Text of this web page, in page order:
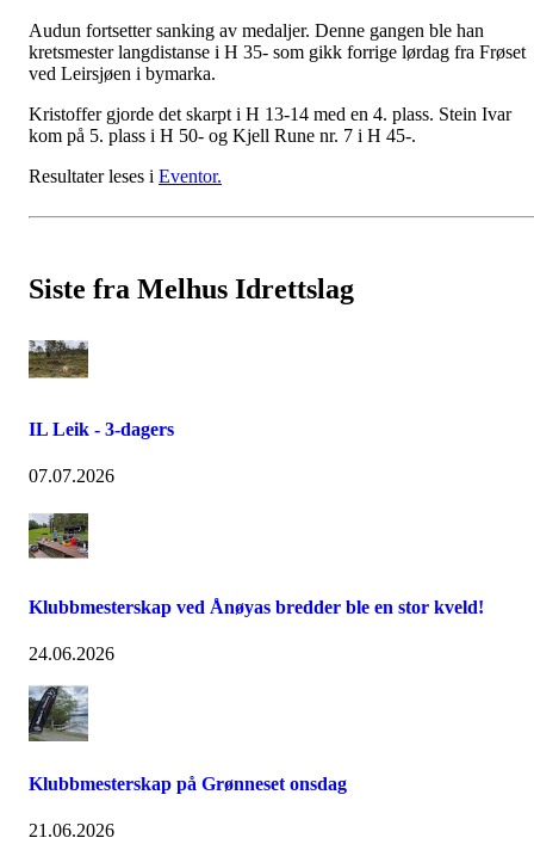
Audun fortsetter sanking av medaljer. Denne gangen ble han
kretsmester langdistanse i H 35- som gikk forrige lørdag fra Frøset
ved Leirsjøen i bymarka.
Kristoffer gjorde det skarpt i H 13-14 med en 4. plass. Stein Ivar
kom på 5. plass i H 50- og Kjell Rune nr. 7 i H 45-.
Resultater leses i Eventor.
Siste fra Melhus Idrettslag
IL Leik - 3-dagers
07.07.2026
Klubbmesterskap ved Ånøyas bredder ble en stor kveld!
24.06.2026
Klubbmesterskap på Grønneset onsdag
21.06.2026